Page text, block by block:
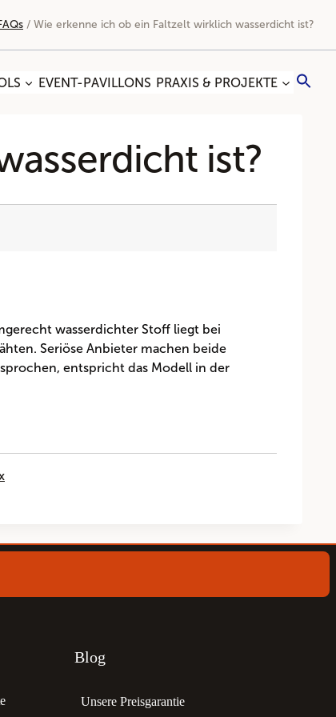
/ Wie erkenne ich ob ein Faltzelt wirklich wasserdicht ist?
EVENT-PAVILLONS PRAXIS & PROJEKTE
ist?
wasserdichter Stoff liegt bei
Seriöse Anbieter machen beide
entspricht das Modell in der
Blog
Unsere Preisgarantie